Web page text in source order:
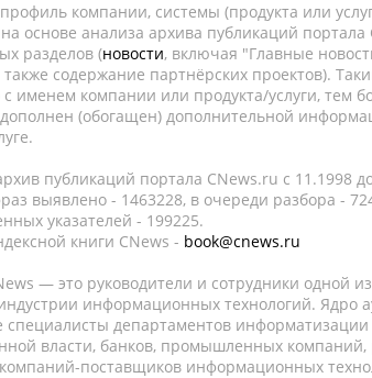
компании, системы (продукта или
основе анализа архива публикаций
разделов (новости, включая "Главные
содержание партнёрских проектов).
с именем компании или продукта/услуги, тем
(обогащен) дополнительной
публикаций портала CNews.ru c 11.1998
выявлено - 1463228, в очереди разбора -
указателей - 199225.
книги CNews - book@cnews.ru
— это руководители и сотрудники одной
информационных технологий. Ядро
специалисты департаментов
власти, банков, промышленных
поставщиков информационных